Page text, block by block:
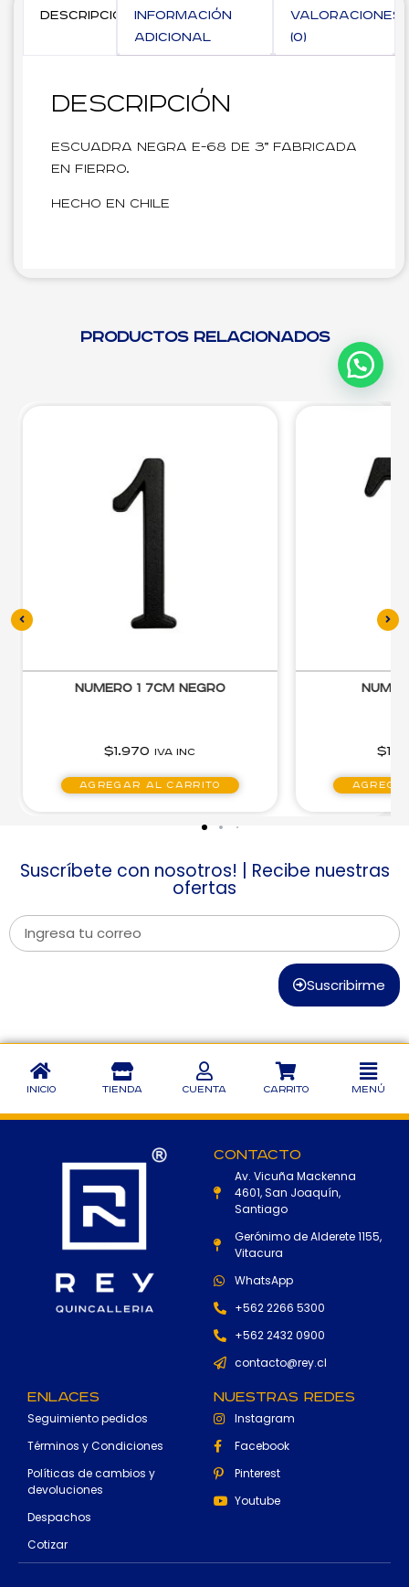
Descripción Información
adicional
Valoraciones
(0)
Descripción
Escuadra negra E-68 de 3” fabricada
en fierro.
Hecho en Chile
Productos relacionados
Numero 1 7cm negro
$1.970 IVA inc
Agregar al carrito
$
Suscríbete con nosotros! | Recibe nuestras
ofertas
Suscribirme
Inicio Tienda Cuenta Carrito Menú
Contacto
Av. Vicuña Mackenna
4601, San Joaquín,
Santiago
Gerónimo de Alderete 1155,
Vitacura
WhatsApp
+562 2266 5300
+562 2432 0900
contacto@rey.cl
Enlaces
Seguimiento pedidos
Términos y Condiciones
Políticas de cambios y
devoluciones
Despachos
Cotizar
Nuestras Redes
Instagram
Facebook
Pinterest
Youtube